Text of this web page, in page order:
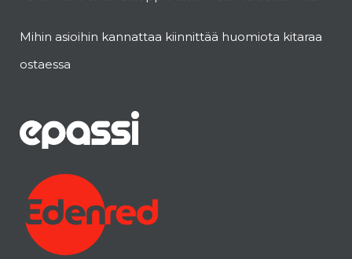
Mihin asioihin kannattaa kiinnittää huomiota kitaraa
ostaessa